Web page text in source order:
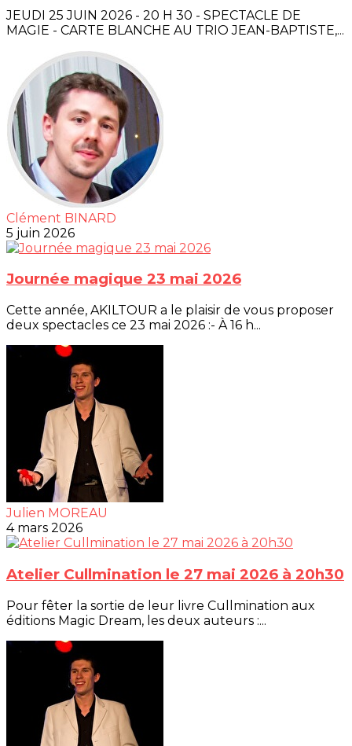
JEUDI 25 JUIN 2026 - 20 H 30 - SPECTACLE DE
MAGIE - CARTE BLANCHE AU TRIO JEAN-BAPTISTE,...
Clément BINARD
5 juin 2026
Journée magique 23 mai 2026
Cette année, AKILTOUR a le plaisir de vous proposer
deux spectacles ce 23 mai 2026 :- À 16 h...
Julien MOREAU
4 mars 2026
Atelier Cullmination le 27 mai 2026 à 20h30
Pour fêter la sortie de leur livre Cullmination aux
éditions Magic Dream, les deux auteurs :...